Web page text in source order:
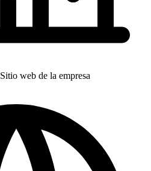
Sitio web de la empresa